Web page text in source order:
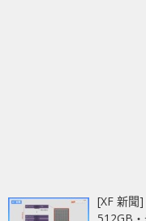
[XF 新聞